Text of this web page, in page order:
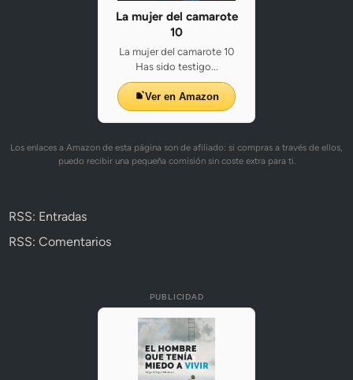
La mujer del camarote
10
La mujer del camarote 10
Has sido testigo...
Ver en Amazon
Los enlaces a Amazon de esta página son de afiliado: si compras a través de ellos,
puedo recibir una pequeña comisión sin coste extra para ti.
RSS: Entradas
RSS: Comentarios
PUBLICIDAD